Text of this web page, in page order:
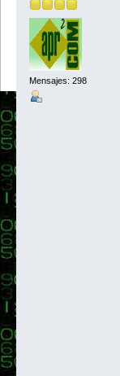
Mensajes: 298